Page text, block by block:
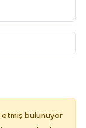
etmiş bulunuyor